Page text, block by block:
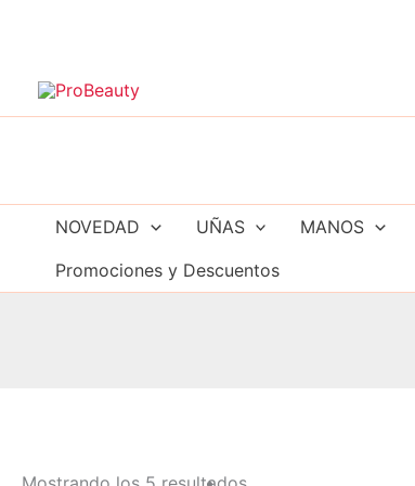
NOVEDAD UÑAS MANOS
Promociones y Descuentos